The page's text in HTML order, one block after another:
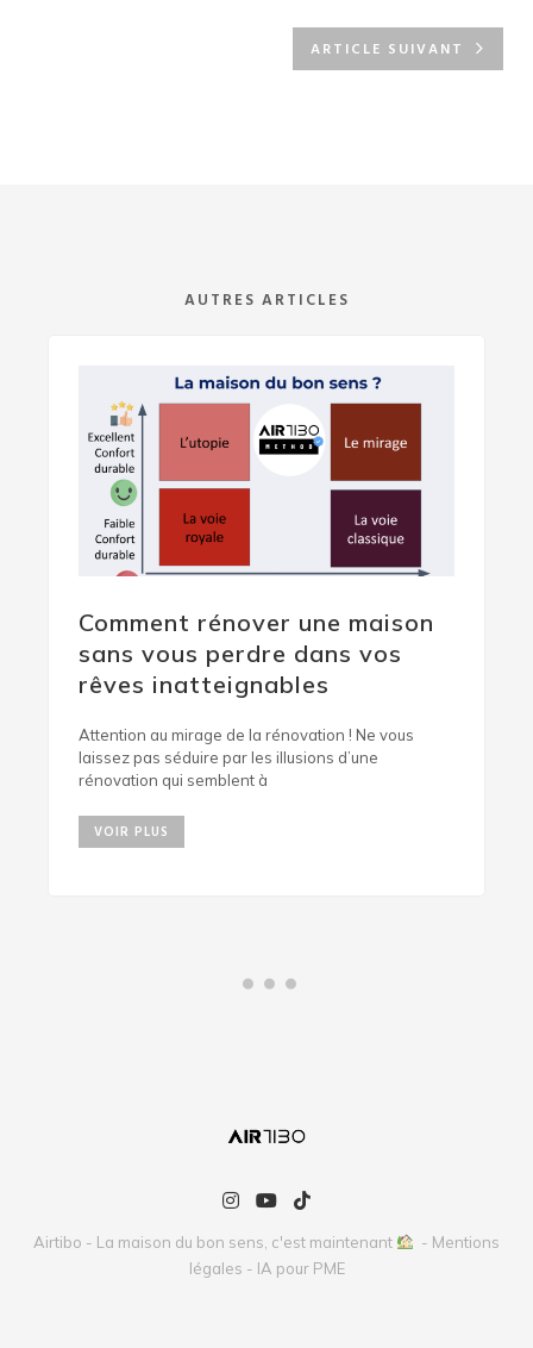
ARTICLE SUIVANT
AUTRES ARTICLES
Comment rénover une maison
sans vous perdre dans vos
rêves inatteignables
Attention au mirage de la rénovation ! Ne vous
laissez pas séduire par les illusions d’une
rénovation qui semblent à
VOIR PLUS
Airtibo - La maison du bon sens, c'est maintenant - Mentions
légales - IA pour PME